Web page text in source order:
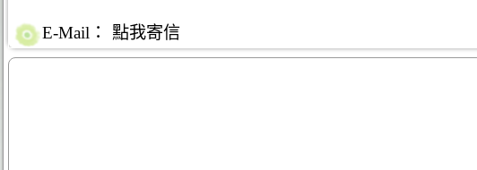
E-Mail： 點我寄信